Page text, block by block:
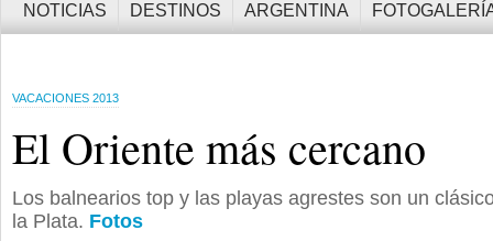
NOTICIAS DESTINOS ARGENTINA
VACACIONES 2013
El Oriente más cercano
Los balnearios top y las playas agrestes son un
la Plata. Fotos